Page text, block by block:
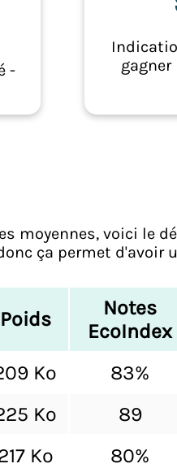
-
moyennes, voici le
ça permet d'avoir
Poids
Notes
EcoIndex
Ko 83%
Ko 89
Ko 80%